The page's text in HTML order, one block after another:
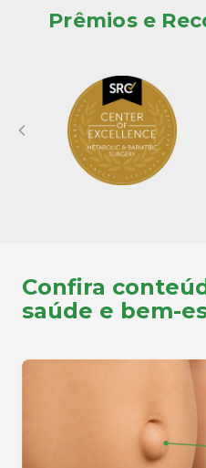
Prêmios e
Confira
saúde e bem-